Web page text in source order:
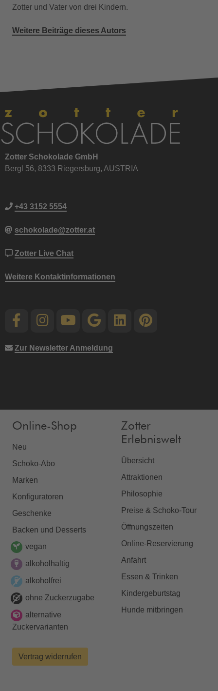
Zotter und Vater von drei Kindern.
Weitere Beiträge dieses Autors
Zotter Schokolade GmbH
Bergl 56, 8333 Riegersburg, AUSTRIA
+43 3152 5554
schokolade@zotter.at
Zotter Live Chat
Weitere Kontaktinformationen
Zur Newsletter Anmeldung
Online-Shop
Neu
Schoko-Abo
Marken
Konfiguratoren
Geschenke
Backen und Desserts
vegan
alkoholhaltig
alkoholfrei
ohne Zuckerzugabe
alternative
Zuckervarianten
Vertrag widerrufen
Zotter
Erlebniswelt
Übersicht
Attraktionen
Philosophie
Preise & Schoko-Tour
Öffnungszeiten
Online-Reservierung
Anfahrt
Essen & Trinken
Kindergeburtstag
Hunde mitbringen